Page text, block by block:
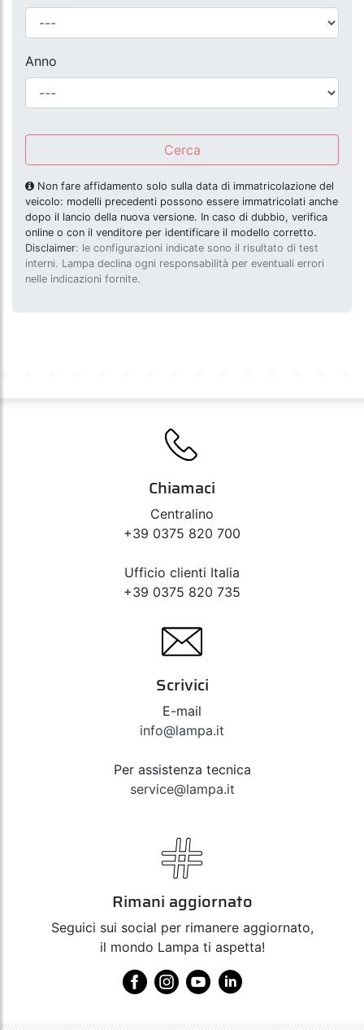
Anno
Cerca
Non fare affidamento solo sulla data di immatricolazione del
veicolo: modelli precedenti possono essere immatricolati anche
dopo il lancio della nuova versione. In caso di dubbio, verifica
online o con il venditore per identificare il modello corretto.
Disclaimer: le configurazioni indicate sono il risultato di test
interni. Lampa declina ogni responsabilità per eventuali errori
nelle indicazioni fornite.
Chiamaci
Centralino
+39 0375 820 700
Ufficio clienti Italia
+39 0375 820 735
Scrivici
E-mail
info@lampa.it
Per assistenza tecnica
service@lampa.it
Rimani aggiornato
Seguici sui social per rimanere aggiornato,
il mondo Lampa ti aspetta!